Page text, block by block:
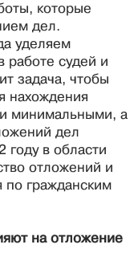
которые
дел.
уделяем
работе судей и
задача, чтобы
нахождения
минимальными, а
дел
году в области
отложений и
по гражданским
на отложение